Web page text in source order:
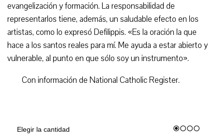
evangelización y formación. La responsabilidad de
representarlos tiene, además, un saludable efecto en los
artistas, como lo expresó Defilippis. «Es la oración la que
hace a los santos reales para mí. Me ayuda a estar abierto y
vulnerable, al punto en que sólo soy un instrumento».
Con información de National Catholic Register.